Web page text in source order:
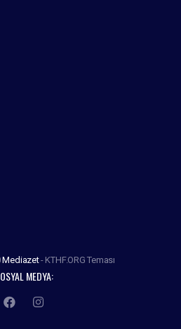
Mediazet- KTHF.ORG Teması
MEDYA: